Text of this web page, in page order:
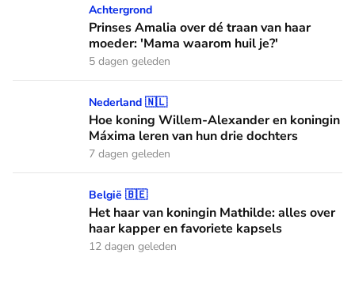
Prinses Amalia over dé traan van haar moeder: 'Mama
Achtergrond
Prinses Amalia over dé traan van haar
moeder: 'Mama waarom huil je?'
5 dagen geleden
Hoe koning Willem-Alexander en koningin Máxima leren
Nederland 🇳🇱
Hoe koning Willem-Alexander en koningin
Máxima leren van hun drie dochters
7 dagen geleden
Het haar van koningin Mathilde: alles over haar kapper en
België 🇧🇪
Het haar van koningin Mathilde: alles over
haar kapper en favoriete kapsels
12 dagen geleden